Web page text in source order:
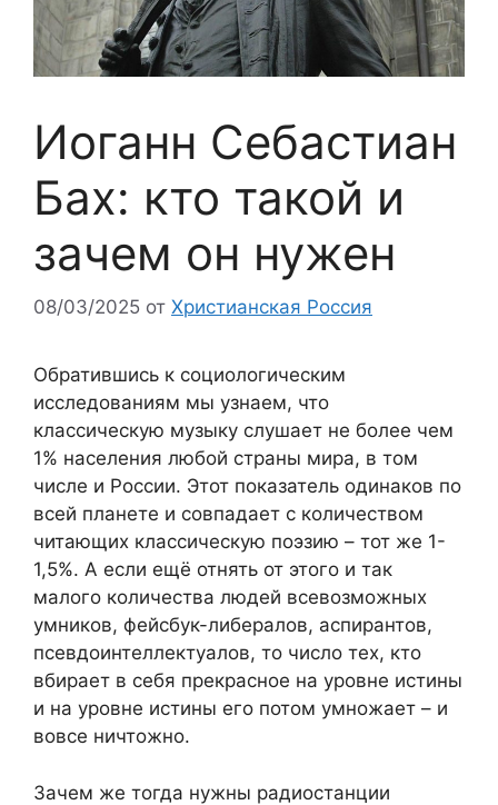
Иоганн Себастиан
Бах: кто такой и
зачем он нужен
08/03/2025 от Христианская Россия
Обратившись к социологическим
исследованиям мы узнаем, что
классическую музыку слушает не более чем
1% населения любой страны мира, в том
числе и России. Этот показатель одинаков по
всей планете и совпадает с количеством
читающих классическую поэзию – тот же 1-
1,5%. А если ещё отнять от этого и так
малого количества людей всевозможных
умников, фейсбук-либералов, аспирантов,
псевдоинтеллектуалов, то число тех, кто
вбирает в себя прекрасное на уровне истины
и на уровне истины его потом умножает – и
вовсе ничтожно.
Зачем же тогда нужны радиостанции